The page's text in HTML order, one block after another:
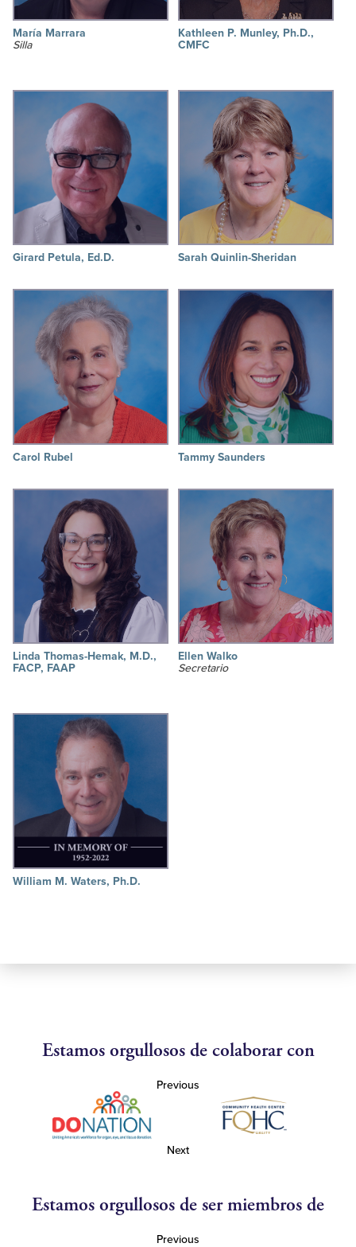
María Marrara
Silla
Kathleen P. Munley, Ph.D.,
CMFC
Girard Petula, Ed.D. Sarah Quinlin-Sheridan
Carol Rubel Tammy Saunders
Linda Thomas-Hemak, M.D.,
FACP, FAAP
Ellen Walko
Secretario
William M. Waters, Ph.D.
Estamos orgullosos de colaborar con
Previous
Next
Estamos orgullosos de ser miembros de
Previous